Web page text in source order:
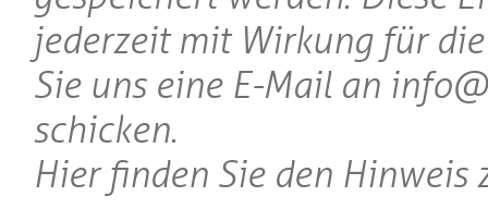
jederzeit mit Wirkung für
Sie uns eine E-Mail an
schicken.
Hier finden Sie den Hinweis